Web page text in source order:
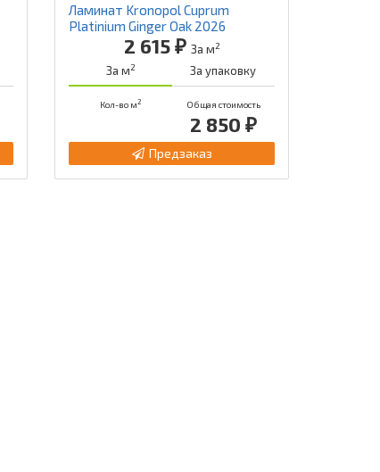
Ламинат Kronopol Cuprum
Platinium Ginger Oak 2026
2 615 ₽ За м2
За м2 За упаковку
Кол-во м2 Общая стоимость
2 850 ₽
Предзаказ